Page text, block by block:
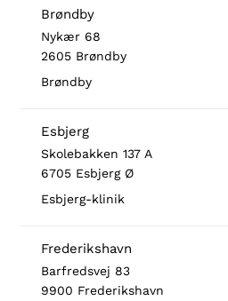
Brøndby
Nykær 68
2605 Brøndby
Brøndby
Esbjerg
Skolebakken 137 A
6705 Esbjerg Ø
Esbjerg-klinik
Frederikshavn
Barfredsvej 83
9900 Frederikshavn